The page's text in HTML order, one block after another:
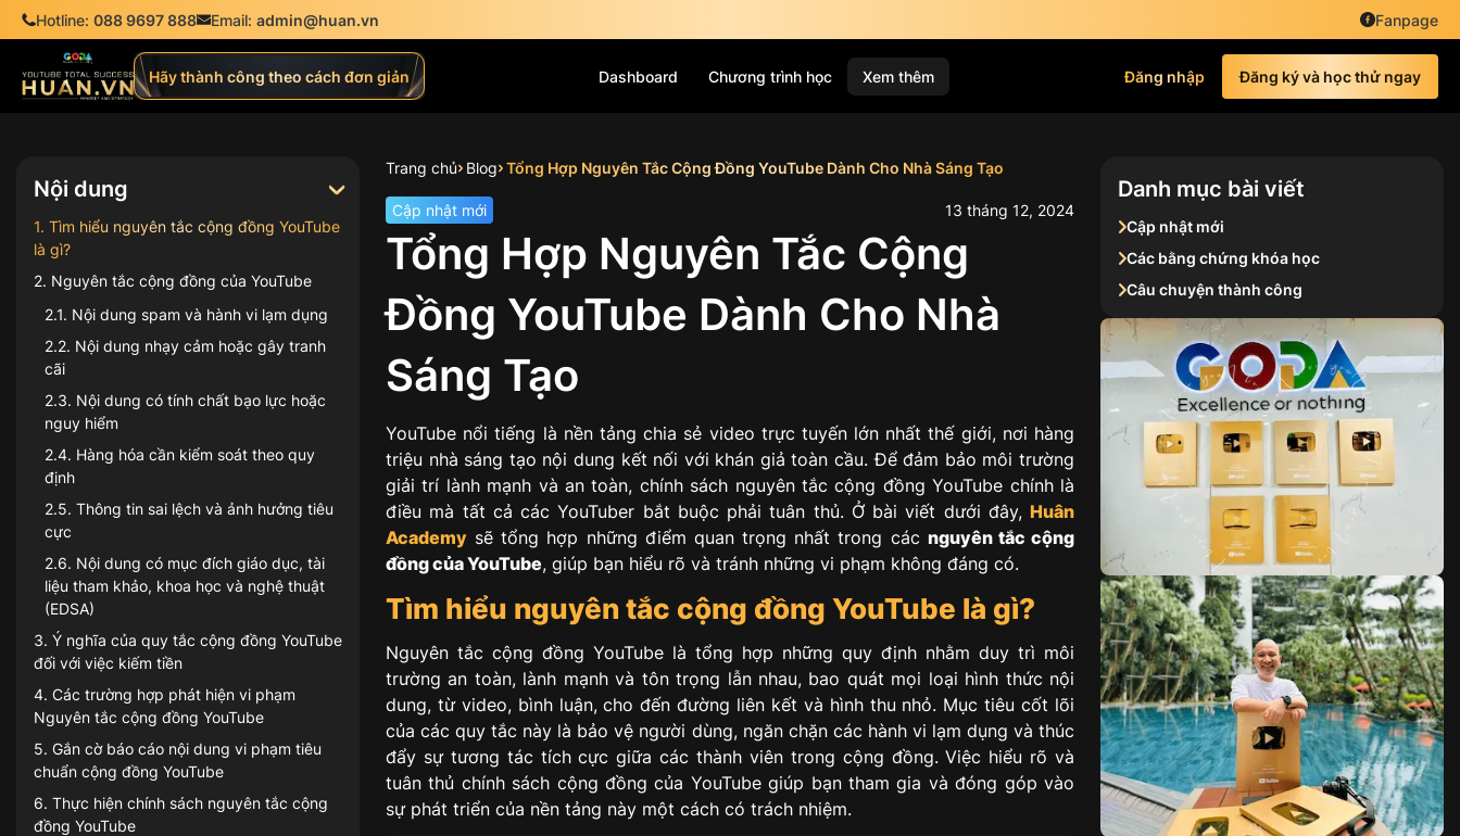
Hotline: 088 9697 888 Email: admin@huan.vn Fanpage
Hãy thành công theo cách đơn giản Dashboard Chương trình học Xem thêm Đăng nhập Đăng ký và học thử ngay
Nội dung
1. Tìm hiểu nguyên tắc cộng đồng YouTube
là gì?
2. Nguyên tắc cộng đồng của YouTube
2.1. Nội dung spam và hành vi lạm dụng
2.2. Nội dung nhạy cảm hoặc gây tranh
cãi
2.3. Nội dung có tính chất bạo lực hoặc
nguy hiểm
2.4. Hàng hóa cần kiểm soát theo quy
định
2.5. Thông tin sai lệch và ảnh hưởng tiêu
cực
2.6. Nội dung có mục đích giáo dục, tài
liệu tham khảo, khoa học và nghệ thuật
(EDSA)
3. Ý nghĩa của quy tắc cộng đồng YouTube
đối với việc kiếm tiền
4. Các trường hợp phát hiện vi phạm
Nguyên tắc cộng đồng YouTube
5. Gắn cờ báo cáo nội dung vi phạm tiêu
chuẩn cộng đồng YouTube
6. Thực hiện chính sách nguyên tắc cộng
đồng YouTube
Trang chủ Blog Tổng Hợp Nguyên Tắc Cộng Đồng YouTube Dành Cho Nhà Sáng Tạo
Cập nhật mới 13 tháng 12, 2024
Tổng Hợp Nguyên Tắc Cộng
Đồng YouTube Dành Cho Nhà
Sáng Tạo
YouTube nổi tiếng là nền tảng chia sẻ video trực tuyến lớn nhất thế giới, nơi hàng
triệu nhà sáng tạo nội dung kết nối với khán giả toàn cầu. Để đảm bảo môi trường
giải trí lành mạnh và an toàn, chính sách nguyên tắc cộng đồng YouTube chính là
điều mà tất cả các YouTuber bắt buộc phải tuân thủ. Ở bài viết dưới đây, Huân
Academy sẽ tổng hợp những điểm quan trọng nhất trong các nguyên tắc cộng
đồng của YouTube, giúp bạn hiểu rõ và tránh những vi phạm không đáng có.
Tìm hiểu nguyên tắc cộng đồng YouTube là gì?
Nguyên tắc cộng đồng YouTube là tổng hợp những quy định nhằm duy trì môi
trường an toàn, lành mạnh và tôn trọng lẫn nhau, bao quát mọi loại hình thức nội
dung, từ video, bình luận, cho đến đường liên kết và hình thu nhỏ. Mục tiêu cốt lõi
của các quy tắc này là bảo vệ người dùng, ngăn chặn các hành vi lạm dụng và thúc
đẩy sự tương tác tích cực giữa các thành viên trong cộng đồng. Việc hiểu rõ và
tuân thủ chính sách cộng đồng của YouTube giúp bạn tham gia và đóng góp vào
sự phát triển của nền tảng này một cách có trách nhiệm.
Danh mục bài viết
Cập nhật mới
Các bằng chứng khóa học
Câu chuyện thành công